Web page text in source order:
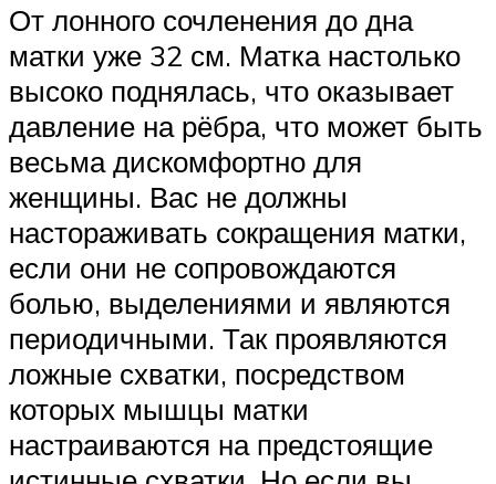
От лонного сочленения до дна
матки уже 32 см. Матка настолько
высоко поднялась, что оказывает
давление на рёбра, что может быть
весьма дискомфортно для
женщины. Вас не должны
настораживать сокращения матки,
если они не сопровождаются
болью, выделениями и являются
периодичными. Так проявляются
ложные схватки, посредством
которых мышцы матки
настраиваются на предстоящие